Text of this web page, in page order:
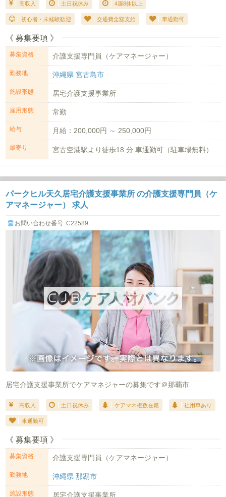
高収入 土日祝休み 4週8休以上
初心者・未経験歓迎 交通費全額支給 車通勤可
《 募集要項 》
募集資格 介護支援専門員（ケアマネージャー）
勤務地 沖縄県 宮古島市
施設形態 居宅介護支援事業所
雇用形態 常勤
給与 月給：200,000円 ～ 250,000円
最寄り 宮古空港駅より徒歩18 分 車通勤可（駐車場無料）
パークヒル天久居宅介護支援事業所 の介護支援専門員（ケ
アマネージャー） 求人
お問い合わせ番号 :C22589
居宅介護支援事業所でケアマネジャーの募集です＠那覇市
高収入 土日祝休み ケアマネ複数在籍 社用車あり
車通勤可
《 募集要項 》
募集資格 介護支援専門員（ケアマネージャー）
勤務地 沖縄県 那覇市
施設形態 居宅介護支援事業所